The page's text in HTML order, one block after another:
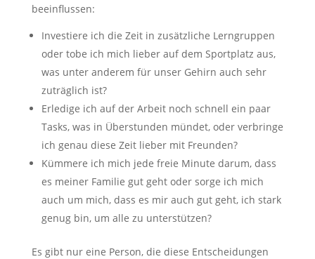
beeinflussen:
Investiere ich die Zeit in zusätzliche Lerngruppen
oder tobe ich mich lieber auf dem Sportplatz aus,
was unter anderem für unser Gehirn auch sehr
zuträglich ist?
Erledige ich auf der Arbeit noch schnell ein paar
Tasks, was in Überstunden mündet, oder verbringe
ich genau diese Zeit lieber mit Freunden?
Kümmere ich mich jede freie Minute darum, dass
es meiner Familie gut geht oder sorge ich mich
auch um mich, dass es mir auch gut geht, ich stark
genug bin, um alle zu unterstützen?
Es gibt nur eine Person, die diese Entscheidungen